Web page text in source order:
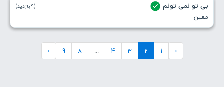
بی تو نمی تونم
معین
(9 بازدید)
‹
1
2
3
4
...
8
9
›